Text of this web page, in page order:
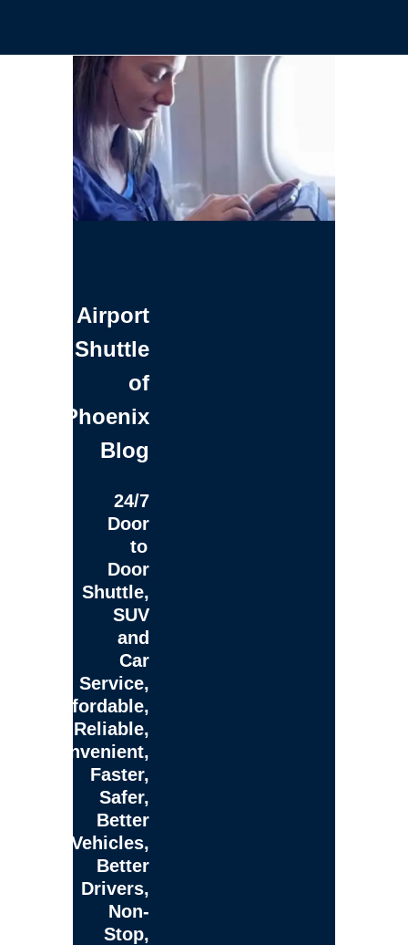
Airport
Shuttle
of
Phoenix
Blog
24/7
Door
to
Door
Shuttle,
SUV
and
Car
Service,
Affordable,
Reliable,
Convenient,
Faster,
Safer,
Better
Vehicles,
Better
Drivers,
Non-
Stop,